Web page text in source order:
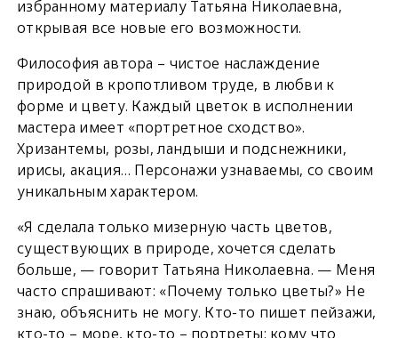
избранному материалу Татьяна Николаевна,
открывая все новые его возможности.
Философия автора – чистое наслаждение
природой в кропотливом труде, в любви к
форме и цвету. Каждый цветок в исполнении
мастера имеет «портретное сходство».
Хризантемы, розы, ландыши и подснежники,
ирисы, акация… Персонажи узнаваемы, со своим
уникальным характером.
«Я сделала только мизерную часть цветов,
существующих в природе, хочется сделать
больше, — говорит Татьяна Николаевна. — Меня
часто спрашивают: «Почему только цветы?» Не
знаю, объяснить не могу. Кто-то пишет пейзажи,
кто-то – море, кто-то – портреты; кому что